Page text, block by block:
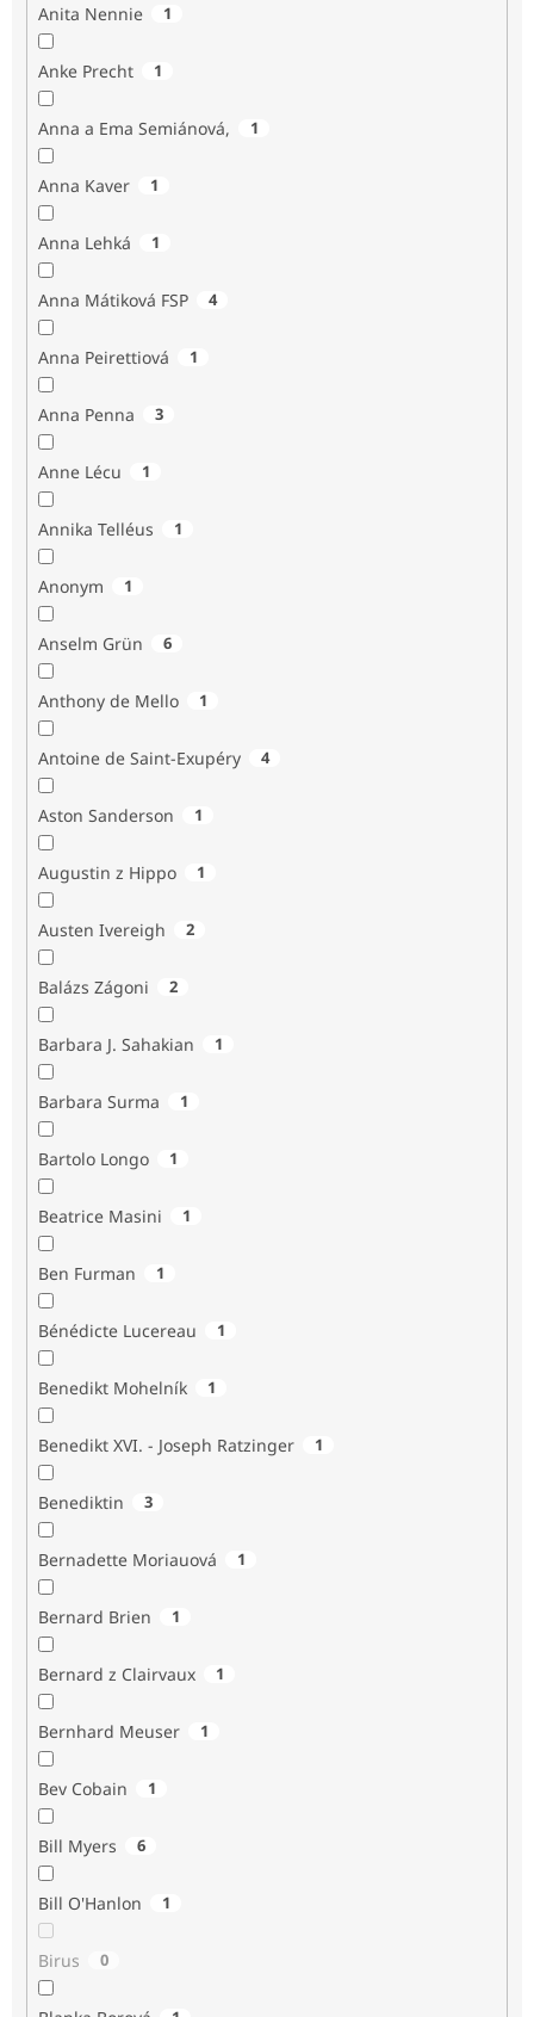
Anita Nennie 1
Anke Precht 1
Anna a Ema Semiánová, 1
Anna Kaver 1
Anna Lehká 1
Anna Mátiková FSP 4
Anna Peirettiová 1
Anna Penna 3
Anne Lécu 1
Annika Telléus 1
Anonym 1
Anselm Grün 6
Anthony de Mello 1
Antoine de Saint-Exupéry 4
Aston Sanderson 1
Augustin z Hippo 1
Austen Ivereigh 2
Balázs Zágoni 2
Barbara J. Sahakian 1
Barbara Surma 1
Bartolo Longo 1
Beatrice Masini 1
Ben Furman 1
Bénédicte Lucereau 1
Benedikt Mohelník 1
Benedikt XVI. - Joseph Ratzinger 1
Benediktin 3
Bernadette Moriauová 1
Bernard Brien 1
Bernard z Clairvaux 1
Bernhard Meuser 1
Bev Cobain 1
Bill Myers 6
Bill O'Hanlon 1
Birus 0